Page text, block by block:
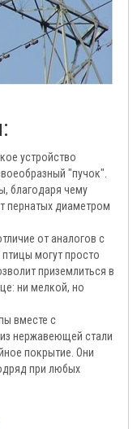
устройство
"пучок".
благодаря чему
пернатых диаметром
от аналогов с
могут просто
приземлиться в
ни мелкой, но
вместе с
нержавеющей стали
покрытие. Они
при любых